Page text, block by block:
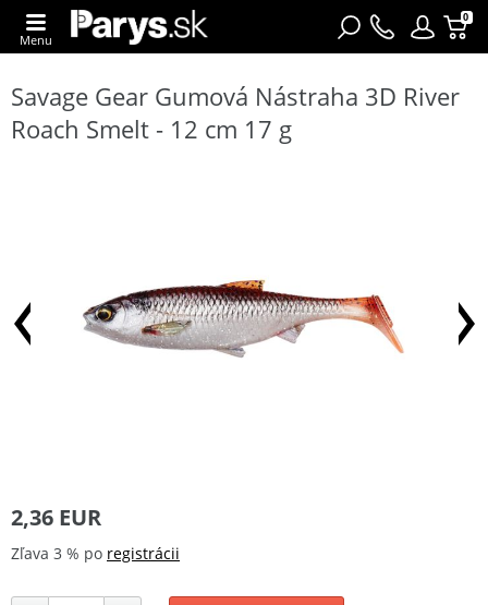
0
Menu
Savage Gear Gumová Nástraha 3D River
Roach Smelt - 12 cm 17 g
2,36 EUR
Zľava 3 % po registrácii